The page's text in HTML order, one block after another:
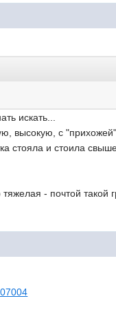
искать...
высокую, с
стояла и стоила
тяжелая - почтой